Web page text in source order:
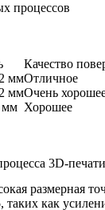
процессов
Качество
ммОтличное
ммОчень
мм Хорошее
3D-
размерная
таких как